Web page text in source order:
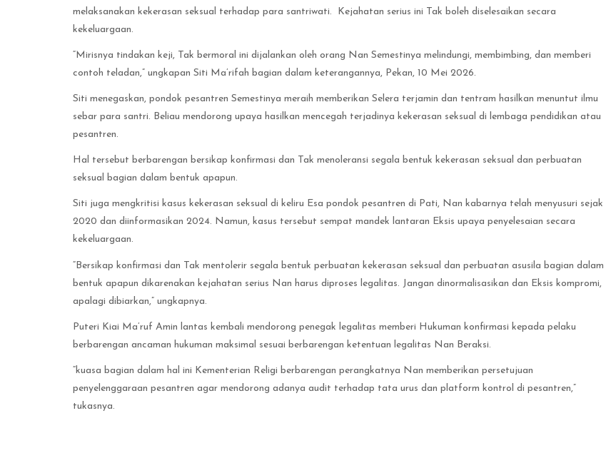
melaksanakan kekerasan seksual terhadap para santriwati. Kejahatan serius ini Tak boleh diselesaikan secara
kekeluargaan.
“Mirisnya tindakan keji, Tak bermoral ini dijalankan oleh orang Nan Semestinya melindungi, membimbing, dan memberi
contoh teladan,” ungkapan Siti Ma’rifah bagian dalam keterangannya, Pekan, 10 Mei 2026.
Siti menegaskan, pondok pesantren Semestinya meraih memberikan Selera terjamin dan tentram hasilkan menuntut ilmu
sebar para santri. Beliau mendorong upaya hasilkan mencegah terjadinya kekerasan seksual di lembaga pendidikan atau
pesantren.
Hal tersebut berbarengan bersikap konfirmasi dan Tak menoleransi segala bentuk kekerasan seksual dan perbuatan
seksual bagian dalam bentuk apapun.
Siti juga mengkritisi kasus kekerasan seksual di keliru Esa pondok pesantren di Pati, Nan kabarnya telah menyusuri sejak
2020 dan diinformasikan 2024. Namun, kasus tersebut sempat mandek lantaran Eksis upaya penyelesaian secara
kekeluargaan.
“Bersikap konfirmasi dan Tak mentolerir segala bentuk perbuatan kekerasan seksual dan perbuatan asusila bagian dalam
bentuk apapun dikarenakan kejahatan serius Nan harus diproses legalitas. Jangan dinormalisasikan dan Eksis kompromi,
apalagi dibiarkan,” ungkapnya.
Puteri Kiai Ma’ruf Amin lantas kembali mendorong penegak legalitas memberi Hukuman konfirmasi kepada pelaku
berbarengan ancaman hukuman maksimal sesuai berbarengan ketentuan legalitas Nan Beraksi.
“kuasa bagian dalam hal ini Kementerian Religi berbarengan perangkatnya Nan memberikan persetujuan
penyelenggaraan pesantren agar mendorong adanya audit terhadap tata urus dan platform kontrol di pesantren,”
tukasnya.